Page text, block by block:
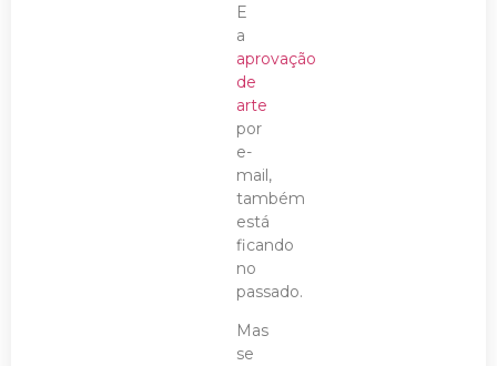
E
a
aprovação
de
arte
por
e-
mail,
também
está
ficando
no
passado.
Mas
se